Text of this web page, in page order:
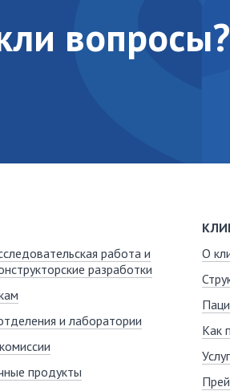
вопросы?
работа и
разработки
и лаборатории
продукты
О
Как